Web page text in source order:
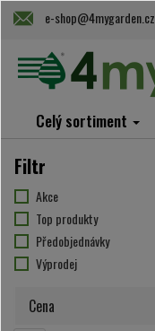
e-shop@4mygarden.cz
Celý sortiment
Filtr
Akce
Top produkty
Předobjednávky
Výprodej
Cena